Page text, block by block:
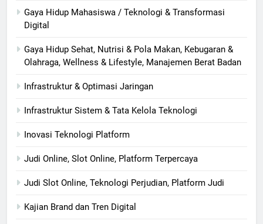
Gaya Hidup Mahasiswa / Teknologi & Transformasi
Digital
Gaya Hidup Sehat, Nutrisi & Pola Makan, Kebugaran &
Olahraga, Wellness & Lifestyle, Manajemen Berat Badan
Infrastruktur & Optimasi Jaringan
Infrastruktur Sistem & Tata Kelola Teknologi
Inovasi Teknologi Platform
Judi Online, Slot Online, Platform Terpercaya
Judi Slot Online, Teknologi Perjudian, Platform Judi
Kajian Brand dan Tren Digital